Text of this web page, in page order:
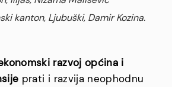
kanton, Ljubuški, Damir Kozina.
razvoj općina i
prati i razvija neophodnu